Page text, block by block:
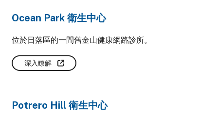
Ocean Park 衛生中心
位於日落區的一間舊金山健康網路診所。
深入瞭解
Potrero Hill 衛生中心